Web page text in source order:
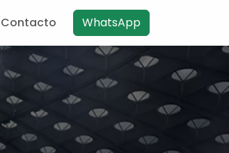
Contacto WhatsApp